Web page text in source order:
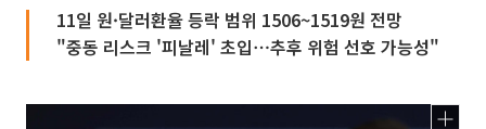
11일 원·달러환율 등락 범위 1506~1519원 전망
"중동 리스크 '피날레' 초입⋯추후 위험 선호 가능성"